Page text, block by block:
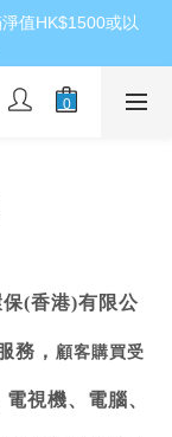
值HK$1500或以
(香港)有限公
務， 顧客購買受
視機、電腦、